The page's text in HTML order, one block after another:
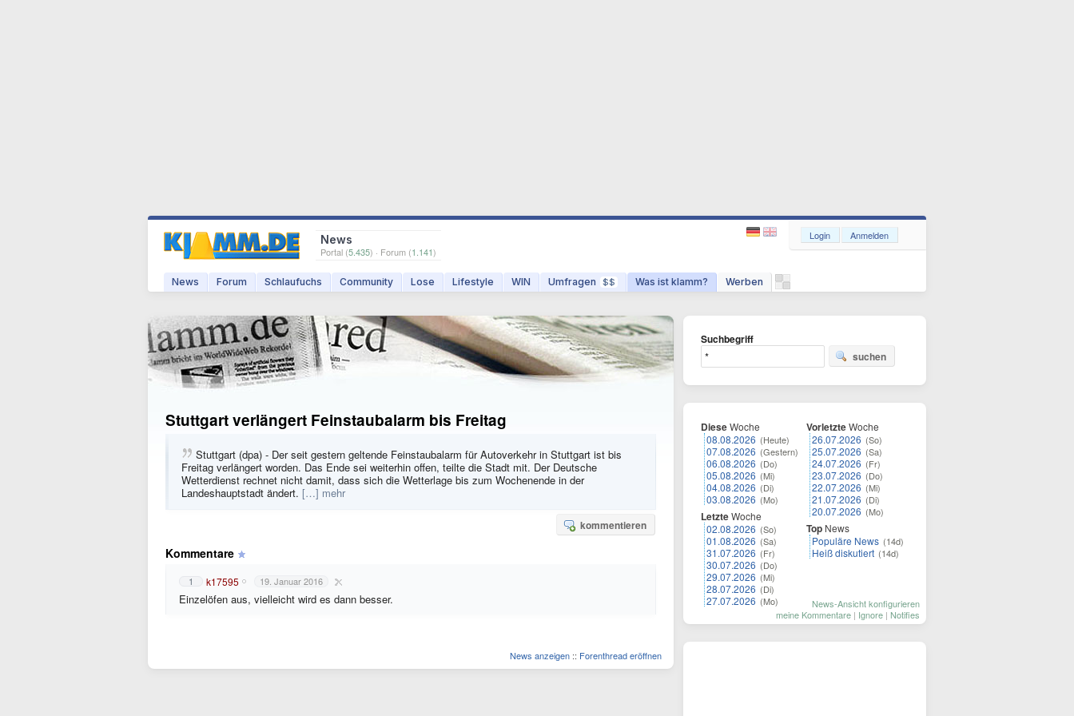
News
Portal (5.435) · Forum (1.141)
News Forum Schlaufuchs Community Lose Lifestyle WIN Umfragen $$ Was ist klamm? Werben
Login Anmelden
Stuttgart verlängert Feinstaubalarm bis Freitag
Stuttgart (dpa) - Der seit gestern geltende Feinstaubalarm für Autoverkehr in Stuttgart ist bis
Freitag verlängert worden. Das Ende sei weiterhin offen, teilte die Stadt mit. Der Deutsche
Wetterdienst rechnet nicht damit, dass sich die Wetterlage bis zum Wochenende in der
Landeshauptstadt ändert. […] mehr
kommentieren
Kommentare
1 k17595 19. Januar 2016
Einzelöfen aus, vielleicht wird es dann besser.
News anzeigen :: Forenthread eröffnen
Suchbegriff
suchen
DieseWoche
08.08.2026 (Heute)
07.08.2026 (Gestern)
06.08.2026 (Do)
05.08.2026 (Mi)
04.08.2026 (Di)
03.08.2026 (Mo)
LetzteWoche
02.08.2026 (So)
01.08.2026 (Sa)
31.07.2026 (Fr)
30.07.2026 (Do)
29.07.2026 (Mi)
28.07.2026 (Di)
27.07.2026 (Mo)
VorletzteWoche
26.07.2026 (So)
25.07.2026 (Sa)
24.07.2026 (Fr)
23.07.2026 (Do)
22.07.2026 (Mi)
21.07.2026 (Di)
20.07.2026 (Mo)
Top News
Populäre News (14d)
Heiß diskutiert (14d)
News-Ansicht konfigurieren
meine Kommentare | Ignore | Notifies